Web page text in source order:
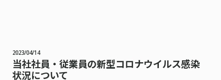
2023/04/14
当社社員・従業員の新型コロナウイルス感染
状況について